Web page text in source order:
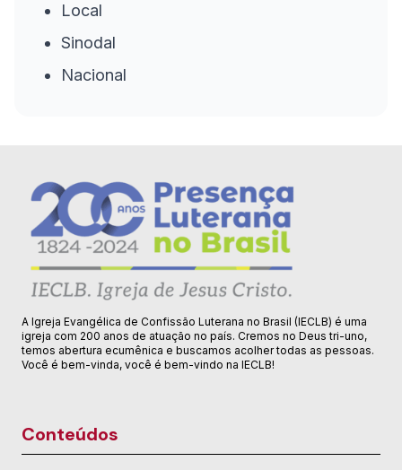
Local
Sinodal
Nacional
A Igreja Evangélica de Confissão Luterana no Brasil (IECLB) é uma
igreja com 200 anos de atuação no país. Cremos no Deus tri-uno,
temos abertura ecumênica e buscamos acolher todas as pessoas.
Você é bem-vinda, você é bem-vindo na IECLB!
Conteúdos